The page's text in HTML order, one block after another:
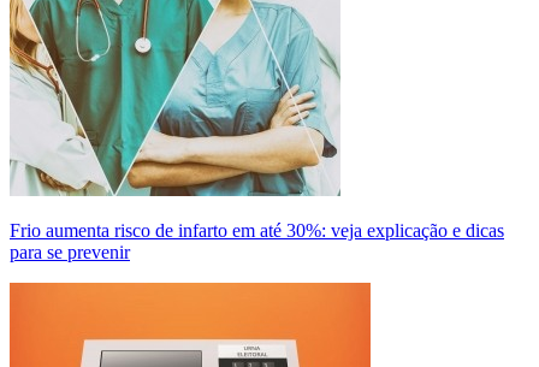
Frio aumenta risco de infarto em até 30%: veja explicação e dicas
para se prevenir